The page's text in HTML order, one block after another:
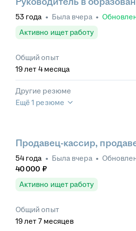
53 года • Была вчера •
Активно ищет работу
Общий опыт
19лет 4 месяца
Другие резюме
Ещё 1 резюме
Продавец-кассир,
54 года • Была вчера •
40 000 ₽
Активно ищет работу
Общий опыт
19лет 7 месяцев